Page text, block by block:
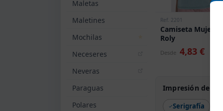
Maletas
Maletines
Mochilas
Neceseres
Neveras
Paraguas
Polares
Ref. 2201
Camiseta Mujer Fiyi
Roly
Desde 4,83 €
Impresión de
Serigrafía